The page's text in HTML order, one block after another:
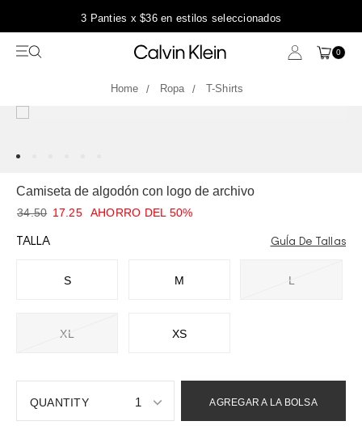
3 Panties x $36 en estilos seleccionados
0
Ropa T-Shirts
Camiseta de algodón con logo de archivo
34.50 17.25 AHORRO DEL 50%
TALLA
S M L
XL XS
GuÍa De Tallas
1 AGREGAR A LA BOLSA